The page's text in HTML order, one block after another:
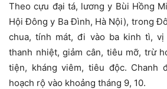
Theo cựu đại tá, lương y Bùi Hồng
Hội Đông y Ba Đình, Hà Nội), trong
chua, tính mát, đi vào ba kinh tì,
thanh nhiệt, giảm cân, tiêu mỡ, trừ
tiện, kháng viêm, tiêu độc. Chanh
hoạch rộ vào khoảng tháng 9, 10.